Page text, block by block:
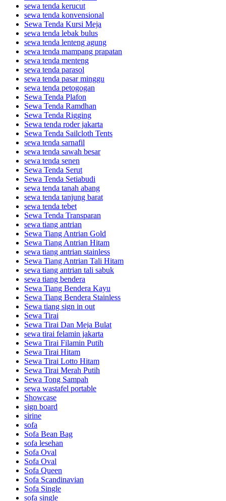
sewa tenda kerucut
sewa tenda konvensional
Sewa Tenda Kursi Meja
sewa tenda lebak bulus
sewa tenda lenteng agung
sewa tenda mampang prapatan
sewa tenda menteng
sewa tenda parasol
sewa tenda pasar minggu
sewa tenda petogogan
Sewa Tenda Plafon
Sewa Tenda Ramdhan
Sewa Tenda Rigging
Sewa tenda roder jakarta
Sewa Tenda Sailcloth Tents
sewa tenda sarnafil
sewa tenda sawah besar
sewa tenda senen
Sewa Tenda Serut
Sewa Tenda Setiabudi
sewa tenda tanah abang
sewa tenda tanjung barat
sewa tenda tebet
Sewa Tenda Transparan
sewa tiang antrian
Sewa Tiang Antrian Gold
Sewa Tiang Antrian Hitam
sewa tiang antrian stainless
Sewa Tiang Antrian Tali Hitam
sewa tiang antrian tali sabuk
sewa tiang bendera
Sewa Tiang Bendera Kayu
Sewa Tiang Bendera Stainless
Sewa tiang sign in out
Sewa Tirai
Sewa Tirai Dan Meja Bulat
sewa tirai felamin jakarta
Sewa Tirai Filamin Putih
Sewa Tirai Hitam
Sewa Tirai Lotto Hitam
Sewa Tirai Merah Putih
Sewa Tong Sampah
sewa wastafel portable
Showcase
sign board
sirine
sofa
Sofa Bean Bag
sofa lesehan
Sofa Oval
Sofa Oval
Sofa Queen
Sofa Scandinavian
Sofa Single
sofa single